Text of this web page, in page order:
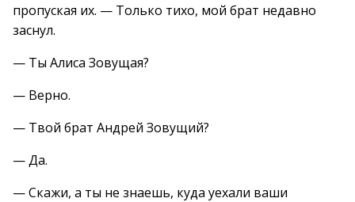
пропуская их. — Только тихо, мой брат недавно
заснул.
— Ты Алиса Зовущая?
— Верно.
— Твой брат Андрей Зовущий?
— Да.
— Скажи, а ты не знаешь, куда уехали ваши